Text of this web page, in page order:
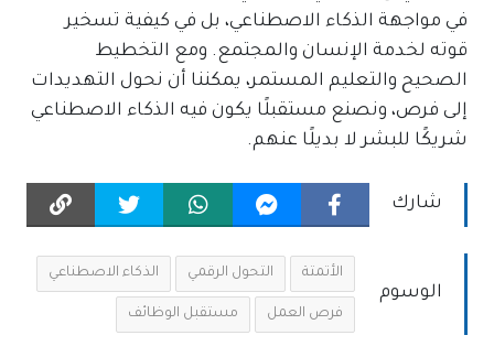
في مواجهة الذكاء الاصطناعي، بل في كيفية تسخير
قوته لخدمة الإنسان والمجتمع. ومع التخطيط
الصحيح والتعليم المستمر، يمكننا أن نحول التهديدات
إلى فرص، ونصنع مستقبلًا يكون فيه الذكاء الاصطناعي
شريكًا للبشر لا بديلًا عنهم.
شارك
الوسوم
الأتمتة التحول الرقمي الذكاء الاصطناعي
فرص العمل مستقبل الوظائف